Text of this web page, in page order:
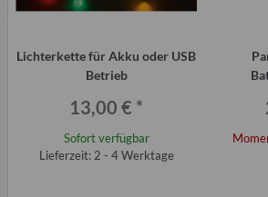
Lichterkette für Akku oder USB
Betrieb
13,00 € *
Sofort verfügbar
Lieferzeit: 2 - 4 Werktage